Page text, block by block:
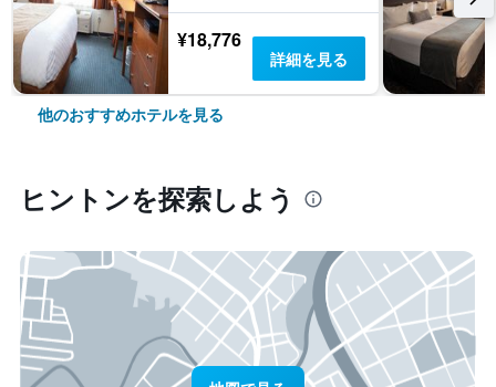
¥18,776
詳細を見る
他のおすすめホテルを見る
ヒントン​を探索しよう